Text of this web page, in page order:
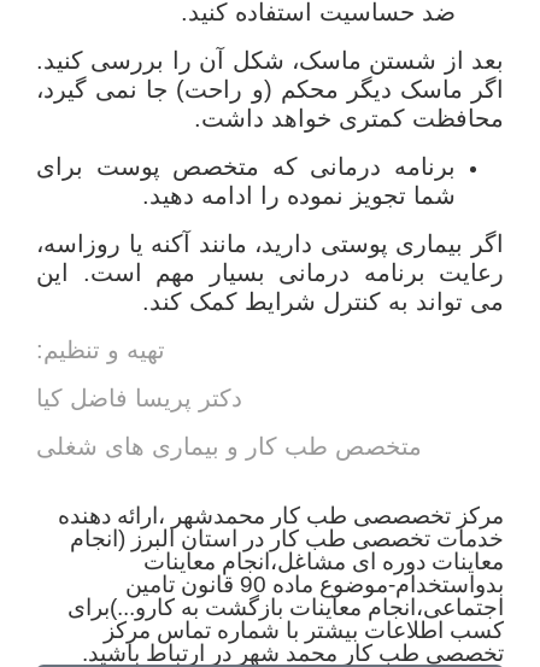
ضد حساسیت استفاده کنید.
بعد از شستن ماسک، شکل آن را بررسی کنید.
اگر ماسک دیگر محکم (و راحت) جا نمی گیرد،
محافظت کمتری خواهد داشت.
برنامه درمانی که متخصص پوست برای
شما تجویز نموده را ادامه دهید.
اگر بیماری پوستی دارید، مانند آکنه یا روزاسه،
رعایت برنامه درمانی بسیار مهم است. این
می تواند به کنترل شرایط کمک کند.
تهیه و تنظیم:
دکتر پریسا فاضل کیا
متخصص طب کار و بیماری های شغلی
مرکز تخصصصی طب کار محمدشهر ،ارائه دهنده
خدمات تخصصی طب کار در استان البرز (انجام
معاینات دوره ای مشاغل،انجام معاینات
بدواستخدام-موضوع ماده 90 قانون تامین
اجتماعی،انجام معاینات بازگشت به کارو...)برای
کسب اطلاعات بیشتر با شماره تماس مرکز
تخصصی طب کار محمد شهر در ارتباط باشید.